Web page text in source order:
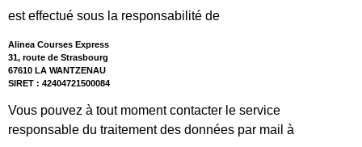
est effectué sous la responsabilité de
Alinea Courses Express
31, route de Strasbourg
67610 LA WANTZENAU
SIRET : 42404721500084
Vous pouvez à tout moment contacter le service
responsable du traitement des données par mail à